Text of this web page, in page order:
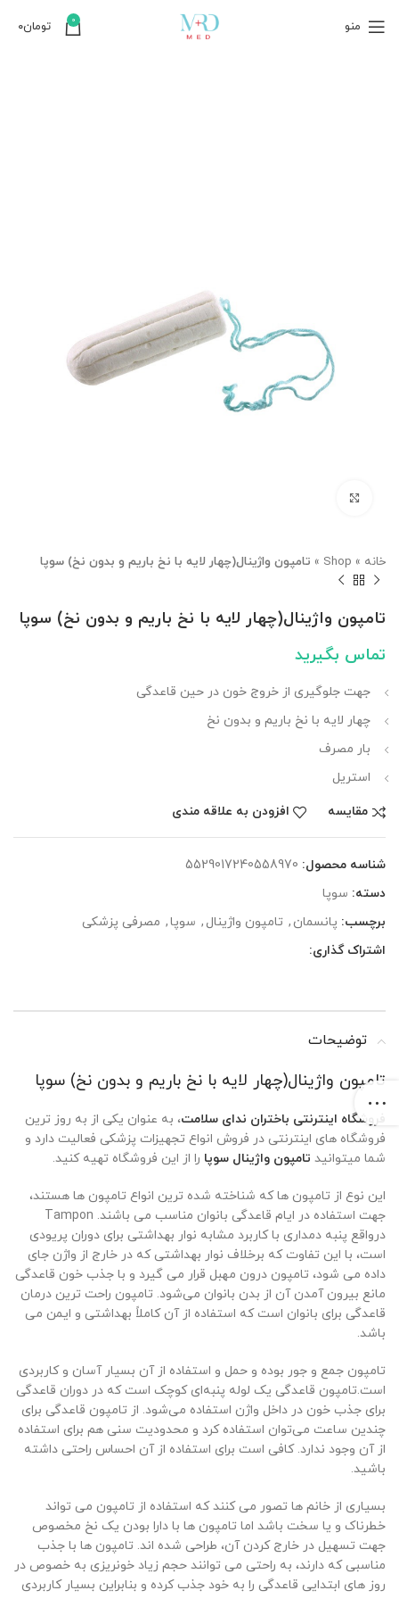
منو 0 تومان۰
خانه »
Shop
» تامپون واژینال(چهار لایه با نخ باریم و بدون نخ) سوپا
تامپون واژینال(چهار لایه با نخ باریم و بدون نخ) سوپا
تماس بگیرید
جهت جلوگیری از خروج خون در حین قاعدگی
چهار لایه با نخ باریم و بدون نخ
بار مصرف
استریل
مقایسه افزودن به علاقه مندی
شناسه محصول: 5529017240558970
دسته: سوپا
برچسب: پانسمان , تامپون واژینال , سوپا, مصرفی پزشکی
اشتراک گذاری:
توضیحات
تامپون واژینال(چهار لایه با نخ باریم و بدون نخ) سوپا
فروشگاه اینترنتی باختران ندای سلامت، به عنوان یکی از به ‌روز ترین
فروشگاه های اینترنتی در فروش انواع تجهیزات پزشکی فعالیت دارد و
شما میتوانید تامپون واژینال سوپا را از این فروشگاه تهیه کنید.
این نوع از تامپون ها که شناخته شده ترین انواع تامپون ها هستند،
جهت استفاده در ایام قاعدگی بانوان مناسب می باشند. Tampon
درواقع پنبه دمداری با کاربرد مشابه نوار بهداشتی برای دوران پریودی
است، با این تفاوت که برخلاف نوار بهداشتی که در خارج از واژن جای
داده می شود، تامپون درون مهبل قرار می گیرد و با جذب خون قاعدگی
مانع بیرون آمدن آن از بدن بانوان می‌شود. تامپون راحت ترین درمان
قاعدگی برای بانوان است که استفاده از آن کاملاً بهداشتی و ایمن می
باشد.
تامپون جمع و جور بوده و حمل و استفاده از آن بسیار آسان و کاربردی
است.تامپون قاعدگی یک لوله پنبه‌ای کوچک است که در دوران قاعدگی
برای جذب خون در داخل واژن استفاده می‌شود. از تامپون قاعدگی برای
چندین ساعت می‌توان استفاده کرد و محدودیت سنی هم برای استفاده
از آن وجود ندارد. کافی است برای استفاده از آن احساس راحتی داشته
باشید.
بسیاری از خانم ها تصور می کنند که استفاده از تامپون می تواند
خطرناک و یا سخت باشد اما تامپون ها با دارا بودن یک نخ مخصوص
جهت تسهیل در خارج کردن آن، طراحی شده اند. تامپون ها با جذب
مناسبی که دارند، به راحتی می توانند حجم زیاد خونریزی به خصوص در
روز های ابتدایی قاعدگی را به خود جذب کرده و بنابراین بسیار کاربردی